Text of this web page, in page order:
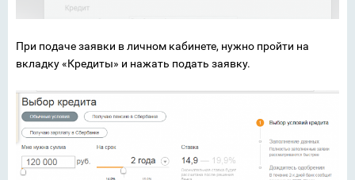
При подаче заявки в личном кабинете, нужно пройти на
вкладку «Кредиты» и нажать подать заявку.